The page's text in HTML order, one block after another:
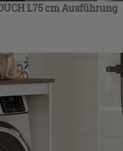
L75 cm Ausführung